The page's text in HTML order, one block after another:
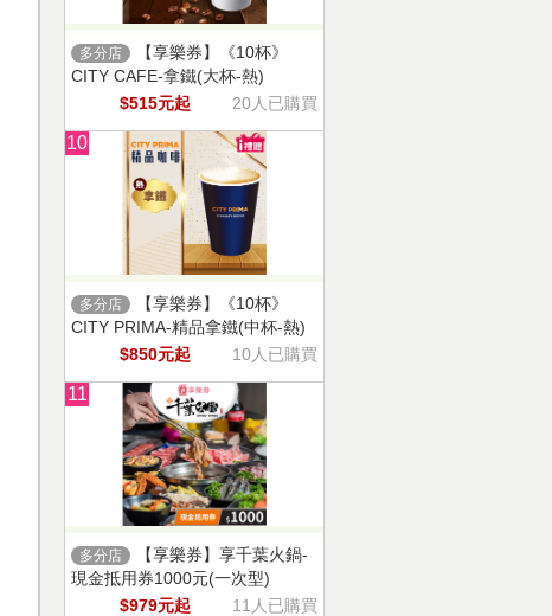
多分店
【享樂券】《10杯》
CITY CAFE-拿鐵(大杯-熱)
$515元起
20人已購買
10
多分店
【享樂券】《10杯》
CITY PRIMA-精品拿鐵(中杯-熱)
$850元起
10人已購買
11
多分店
【享樂券】享千葉火鍋-
現金抵用券1000元(一次型)
$979元起
11人已購買